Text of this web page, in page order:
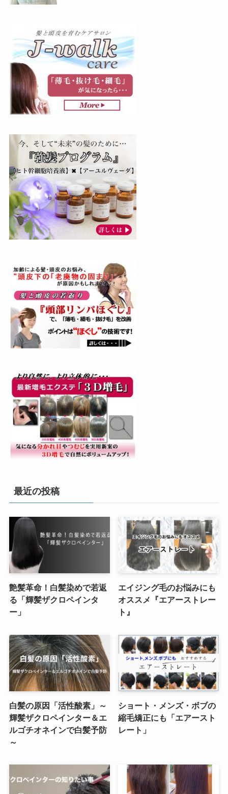
最近の投稿
艶髪革命！白髪染めで若返
る「輝髪ザクロペインタ
ー」
エイジング毛のお悩みにも
オススメ『エアーストレー
ト』
白髪の原因「活性酸素」～
輝髪ザクロペインター＆エ
ルゴチオネインで白髪予防
～
ショート・メンズ・ボブの
縮毛矯正にも「エアースト
レート」